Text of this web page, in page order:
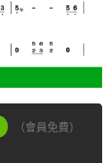
（會員免費）